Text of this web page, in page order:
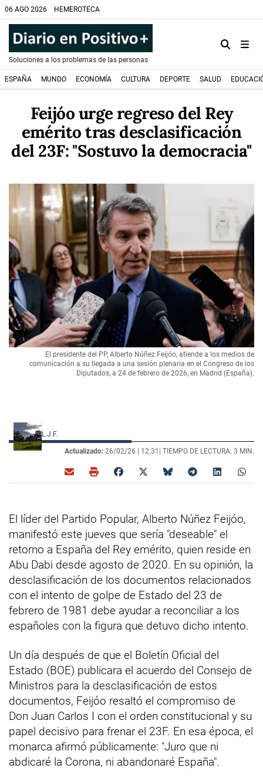
06 AGO 2026 HEMEROTECA
Soluciones a los problemas de las personas
ESPAÑA MUNDO ECONOMÍA CULTURA DEPORTE SALUD
Feijóo urge regreso del Rey
emérito tras desclasificación
del 23F: "Sostuvo la democracia"
El presidente del PP, Alberto Núñez Feijóo, atiende a los medios de
comunicación a su llegada a una sesión plenaria en el Congreso de los
Diputados, a 24 de febrero de 2026, en Madrid (España).
L.J.F.
Actualizado: 26/02/26 | 12:31 | TIEMPO DE LECTURA: 3 MIN.
El líder del Partido Popular, Alberto Núñez Feijóo,
manifestó este jueves que sería "deseable" el
retorno a España del Rey emérito, quien reside en
Abu Dabi desde agosto de 2020. En su opinión, la
desclasificación de los documentos relacionados
con el intento de golpe de Estado del 23 de
febrero de 1981 debe ayudar a reconciliar a los
españoles con la figura que detuvo dicho intento.
Un día después de que el Boletín Oficial del
Estado (BOE) publicara el acuerdo del Consejo de
Ministros para la desclasificación de estos
documentos, Feijóo resaltó el compromiso de
Don Juan Carlos I con el orden constitucional y su
papel decisivo para frenar el 23F. En esa época, el
monarca afirmó públicamente: "Juro que ni
abdicaré la Corona, ni abandonaré España".